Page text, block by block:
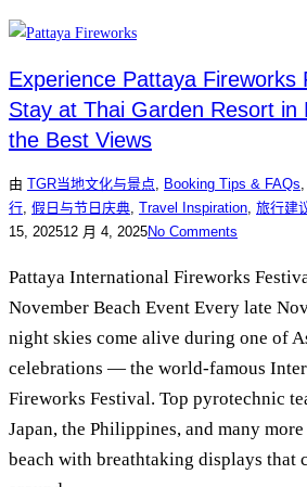
Experience Pattaya Fireworks
Stay at Thai Garden Resort in
the Best Views
由 TGR当地文化与景点, Booking Tips & FAQs,
行, 假日与节日庆典, Travel Inspiration, 旅行建
15, 202512 月 4, 2025No Comments
Pattaya International Fireworks
November Beach Event Every late
night skies come alive during one of
celebrations — the world-famous
Fireworks Festival. Top pyrotechnic
Japan, the Philippines, and many
beach with breathtaking displays that